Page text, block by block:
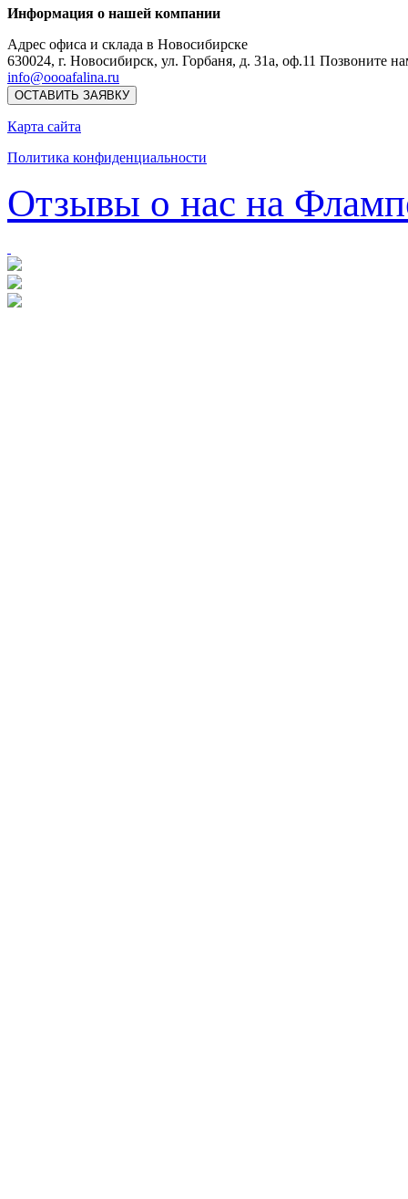
Информация о нашей компании
Адрес офиса и склада в Новосибирске
630024, г. Новосибирск, ул. Горбаня, д. 31а, оф.11 Позвоните
info@oooafalina.ru
ОСТАВИТЬ ЗАЯВКУ
Карта сайта
Политика конфиденциальности
Отзывы о нас на